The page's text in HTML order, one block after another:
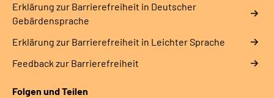
Erklärung zur Barrierefreiheit in Deutscher
Gebärdensprache
Erklärung zur Barrierefreiheit in Leichter Sprache
Feedback zur Barrierefreiheit
Folgen und Teilen